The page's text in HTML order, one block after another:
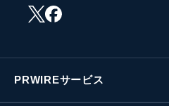
PRWIREサービス